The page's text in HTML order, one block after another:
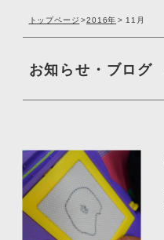
トップページ >2016年 > 11月
お知らせ・ブログ